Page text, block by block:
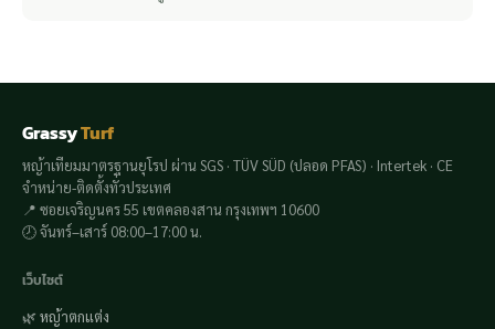
GrassyTurf
หญ้าเทียมมาตรฐานยุโรป ผ่าน SGS · TÜV SÜD (ปลอด PFAS) · Intertek · CE
จำหน่าย-ติดตั้งทั่วประเทศ
📍 ซอยเจริญนคร 55 เขตคลองสาน กรุงเทพฯ 10600
🕗 จันทร์–เสาร์ 08:00–17:00 น.
เว็บไซต์
🌿 หญ้าตกแต่ง